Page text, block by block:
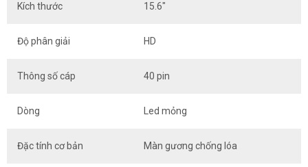
Kích thước 15.6″
Độ phân giải HD
Thông số cáp 40 pin
Dòng Led mỏng
Đặc tính cơ bản Màn gương chống lóa